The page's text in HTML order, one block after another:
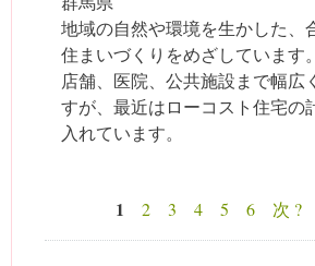
地域の自然や環境を生かした、
住まいづくりをめざしています
店舗、医院、公共施設まで幅広
すが、最近はローコスト住宅の
入れています。
ページ1 2 3 4 5 6 次 ?